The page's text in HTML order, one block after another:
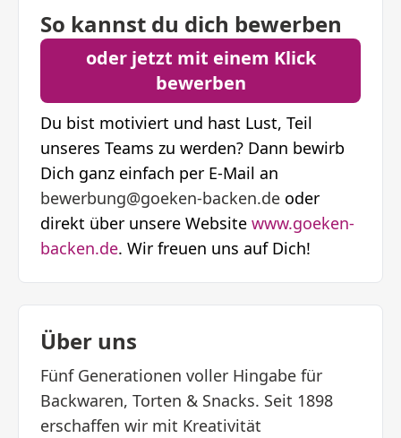
So kannst du dich bewerben
oder jetzt mit einem Klick
bewerben
Du bist motiviert und hast Lust, Teil
unseres Teams zu werden? Dann bewirb
Dich ganz einfach per E-Mail an
bewerbung@goeken-backen.de oder
direkt über unsere Website www.goeken-
backen.de. Wir freuen uns auf Dich!
Über uns
Fünf Generationen voller Hingabe für
Backwaren, Torten & Snacks. Seit 1898
erschaffen wir mit Kreativität